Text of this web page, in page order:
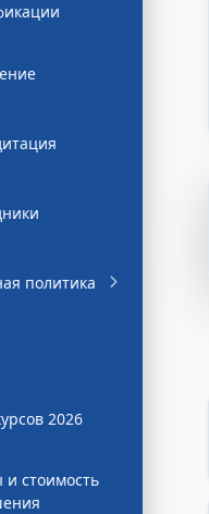
политика
2026
стоимость